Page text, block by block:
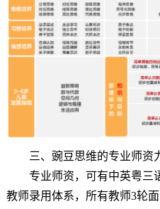
三、豌豆思维的专业师资
专业师资，可有中英粤三
教师录用体系，所有教师3轮